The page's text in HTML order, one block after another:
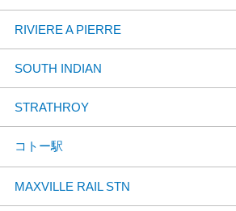
RIVIERE A PIERRE
SOUTH INDIAN
STRATHROY
コトー駅
MAXVILLE RAIL STN